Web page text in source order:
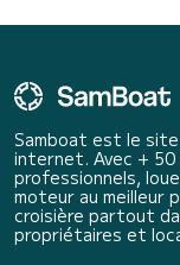
Samboat est le
internet. Avec +
professionnels,
moteur au meilleur
croisière partout
propriétaires et